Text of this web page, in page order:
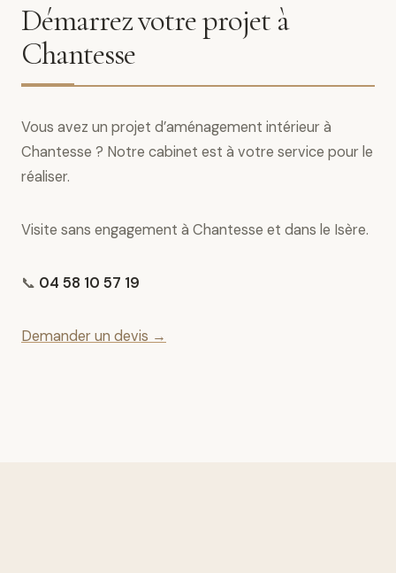
Démarrez votre projet à
Chantesse
Vous avez un projet d’aménagement intérieur à
Chantesse ? Notre cabinet est à votre service pour le
réaliser.
Visite sans engagement à Chantesse et dans le Isère.
📞 04 58 10 57 19
Demander un devis →